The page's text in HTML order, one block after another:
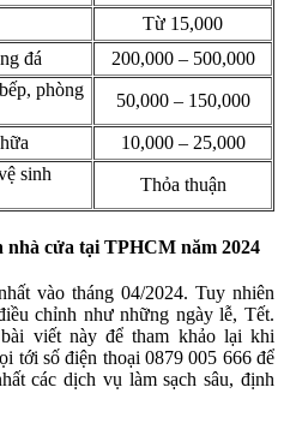
Từ 15,000
đá 200,000 – 500,000
phòng
50,000 – 150,000
10,000 – 25,000
sinh
Thỏa thuận
nhà cửa tại TPHCM năm 2024
vào tháng 04/2024. Tuy nhiên
chỉnh như những ngày lễ, Tết.
viết này để tham khảo lại khi
tới số điện thoại 0879 005 666 để
các dịch vụ làm sạch sâu, định